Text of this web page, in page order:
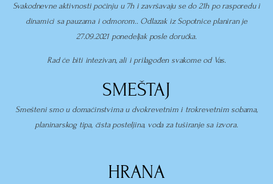
Svakodnevne aktivnosti počinju u 7h i završavaju se do 21h po rasporedu i
dinamici sa pauzama i odmorom.. Odlazak iz Sopotnice planiran je
27.09.2021 ponedeljak posle doručka.
Rad će biti intezivan, ali i prilagođen svakome od Vas.
SMEŠTAJ
Smešteni smo u domaćinstvima u dvokrevetnim i trokrevetnim sobama,
planinarskog tipa, čista posteljina, voda za tuširanje sa izvora.
HRANA